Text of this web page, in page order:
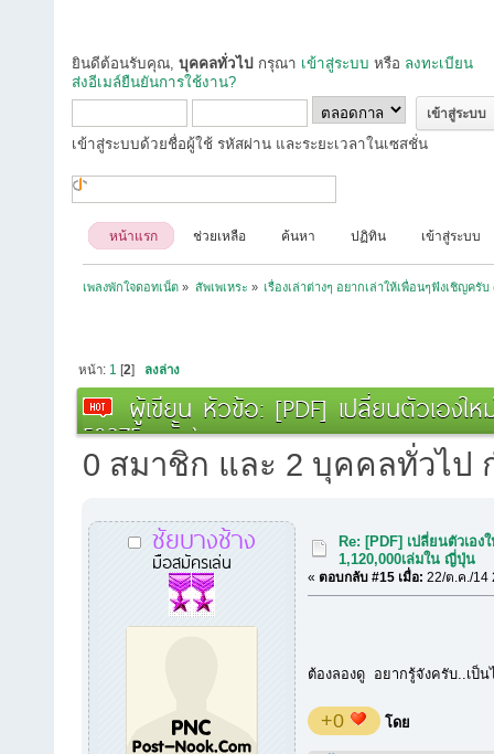
ยินดีต้อนรับคุณ, บุคคลทั่วไป กรุณา เข้าสู่ระบบ หรือ ลงทะเบียน
ส่งอีเมล์ยืนยันการใช้งาน?
เข้าสู่ระบบด้วยชื่อผู้ใช้ รหัสผ่าน และระยะเวลาในเซสชั่น
หน้าแรก ช่วยเหลือ ค้นหา ปฏิทิน เข้าสู่ระบบ
เพลงพักใจดอทเน็ต » สัพเพเหระ » เรื่องเล่าต่างๆ อยากเล่าให้เพื่อนๆฟังเชิญครับ
หน้า: 1 [2] ลงล่าง
ผู้เขียน หัวข้อ: [PDF] เปลี่ยนตัวเอง
59375 ครั้ง)
0 สมาชิก และ 2 บุคคลทั่วไป
ชัยบางช้าง
มือสมัครเล่น
Re: [PDF] เปลี่ยนตัวเอ
1,120,000เล่มใน ญี่ปุ่น
« ตอบกลับ #15 เมื่อ: 22/ต.ค./14
ต้องลองดู อยากรู้จังครับ..เป็น
+0 โดย